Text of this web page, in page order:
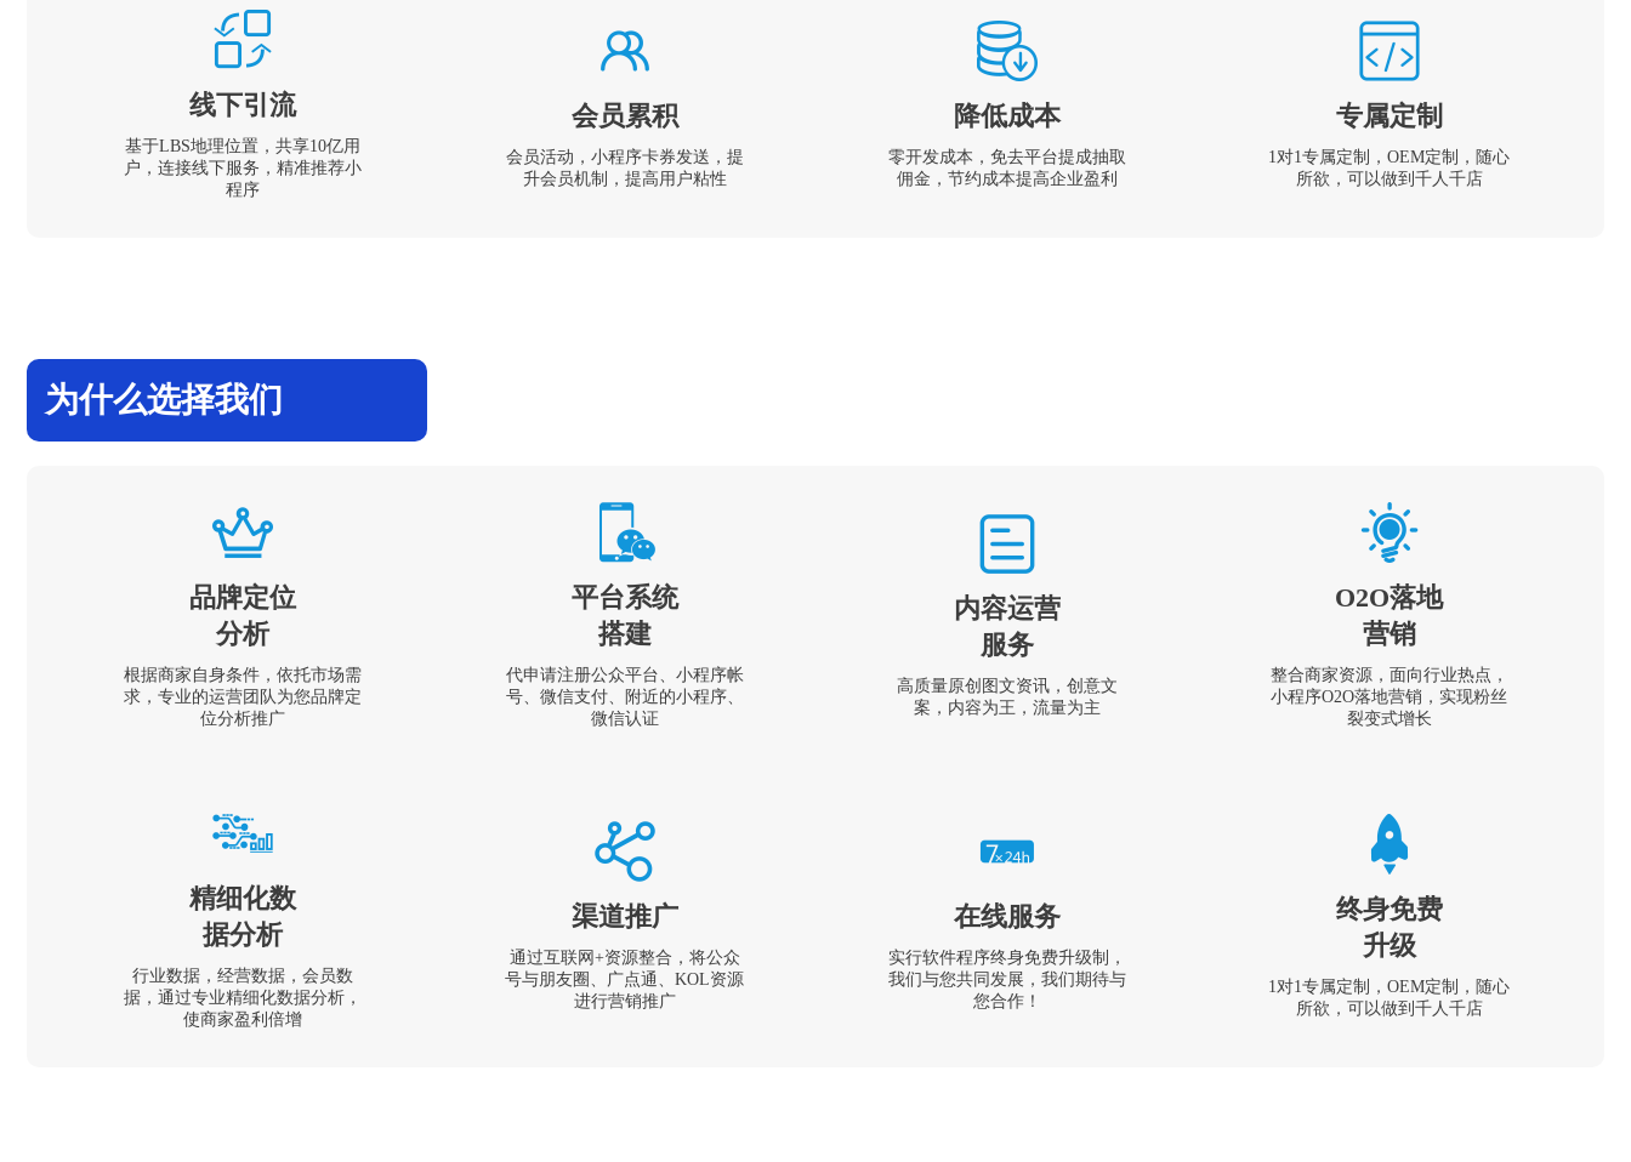
线下引流
基于LBS地理位置，共享10亿用
户，连接线下服务，精准推荐小
程序
会员累积
会员活动，小程序卡券发送，提
升会员机制，提高用户粘性
降低成本
零开发成本，免去平台提成抽取
佣金，节约成本提高企业盈利
专属定制
1对1专属定制，OEM定制，随心
所欲，可以做到千人千店
为什么选择我们
品牌定位
分析
根据商家自身条件，依托市场需
求，专业的运营团队为您品牌定
位分析推广
平台系统
搭建
代申请注册公众平台、小程序帐
号、微信支付、附近的小程序、
微信认证
内容运营
服务
高质量原创图文资讯，创意文
案，内容为王，流量为主
O2O落地
营销
整合商家资源，面向行业热点，
小程序O2O落地营销，实现粉丝
裂变式增长
精细化数
据分析
行业数据，经营数据，会员数
据，通过专业精细化数据分析，
使商家盈利倍增
渠道推广
通过互联网+资源整合，将公众
号与朋友圈、广点通、KOL资源
进行营销推广
在线服务
实行软件程序终身免费升级制，
我们与您共同发展，我们期待与
您合作！
终身免费
升级
1对1专属定制，OEM定制，随心
所欲，可以做到千人千店